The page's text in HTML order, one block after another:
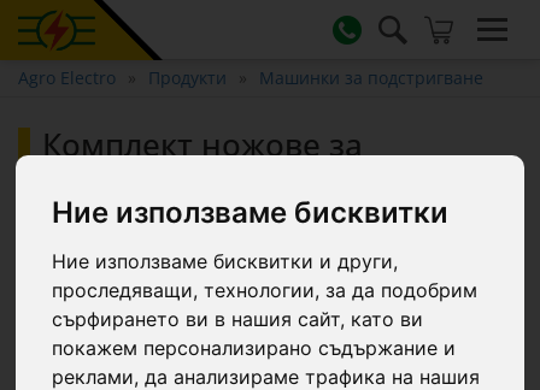
Ние използваме бисквитки
Ние използваме бисквитки и други,
проследяващи, технологии, за да подобрим
сърфирането ви в нашия сайт, като ви
покажем персонализирано съдържание и
реклами, да анализираме трафика на нашия
Agro Electro Продукти Машинки за подстригване
Комплект ножове за
добитък или коне, 31/15